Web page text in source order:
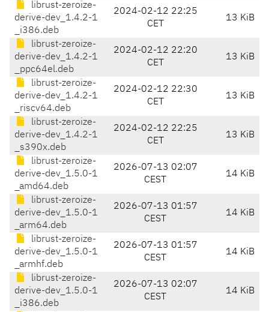
librust-zeroize-
derive-dev_1.4.2-1
_i386.deb
2024-02-12 22:25
CET
13 KiB
librust-zeroize-
derive-dev_1.4.2-1
_ppc64el.deb
2024-02-12 22:20
CET
13 KiB
librust-zeroize-
derive-dev_1.4.2-1
_riscv64.deb
2024-02-12 22:30
CET
13 KiB
librust-zeroize-
derive-dev_1.4.2-1
_s390x.deb
2024-02-12 22:25
CET
13 KiB
librust-zeroize-
derive-dev_1.5.0-1
_amd64.deb
2026-07-13 02:07
CEST
14 KiB
librust-zeroize-
derive-dev_1.5.0-1
_arm64.deb
2026-07-13 01:57
CEST
14 KiB
librust-zeroize-
derive-dev_1.5.0-1
_armhf.deb
2026-07-13 01:57
CEST
14 KiB
librust-zeroize-
derive-dev_1.5.0-1
_i386.deb
2026-07-13 02:07
CEST
14 KiB